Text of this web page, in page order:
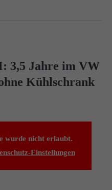
3,5 Jahre im VW
Kühlschrank
wurde nicht erlaubt.
Einstellungen